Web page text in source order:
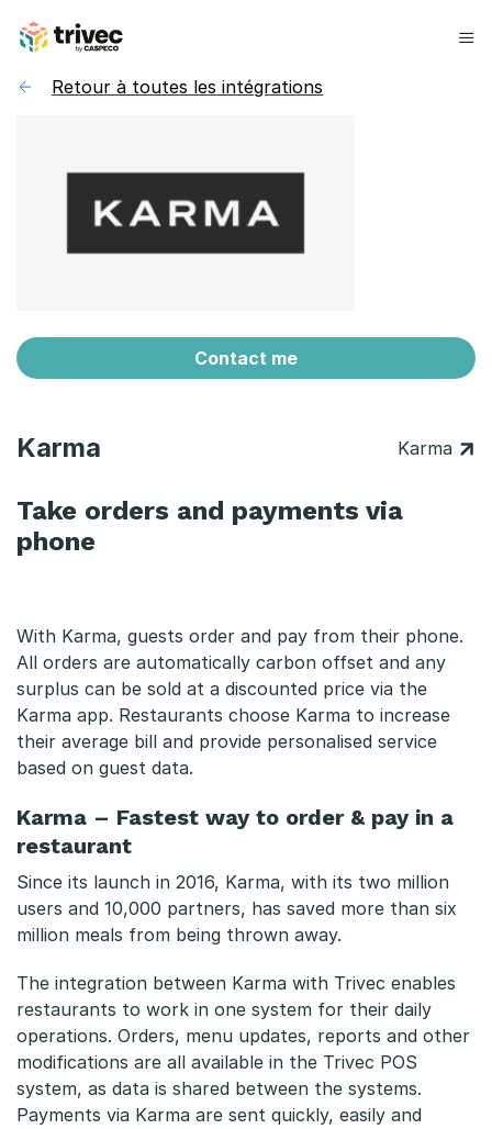
contenu
Retour à toutes les intégrations
Contact me
Karma Karma
Take orders and payments via
phone
With Karma, guests order and pay from their phone.
All orders are automatically carbon offset and any
surplus can be sold at a discounted price via the
Karma app. Restaurants choose Karma to increase
their average bill and provide personalised service
based on guest data.
Karma – Fastest way to order & pay in a
restaurant
Since its launch in 2016, Karma, with its two million
users and 10,000 partners, has saved more than six
million meals from being thrown away.
The integration between Karma with Trivec enables
restaurants to work in one system for their daily
operations. Orders, menu updates, reports and other
modifications are all available in the Trivec POS
system, as data is shared between the systems.
Payments via Karma are sent quickly, easily and